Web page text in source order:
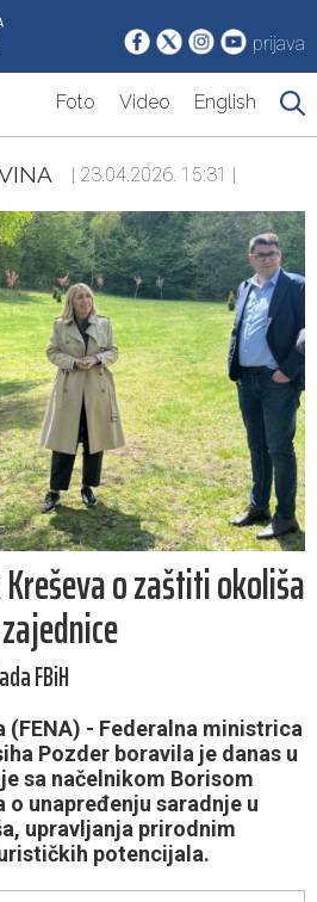
prijava
Foto Video English
| 23.04.2026. 15:31 |
o zaštiti okoliša
FBiH
(FENA) - Federalna ministrica
Pozder boravila je danas u
sa načelnikom Borisom
unapređenju saradnje u
upravljanja prirodnim
potencijala.